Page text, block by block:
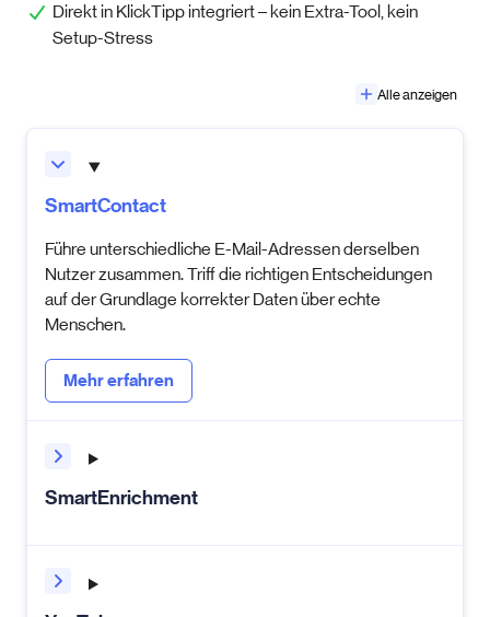
Direkt in KlickTipp integriert – kein Extra-Tool, kein
Setup-Stress
Alle anzeigen
SmartContact
Führe unterschiedliche E-Mail-Adressen derselben
Nutzer zusammen. Triff die richtigen Entscheidungen
auf der Grundlage korrekter Daten über echte
Menschen.
Mehr erfahren
SmartEnrichment